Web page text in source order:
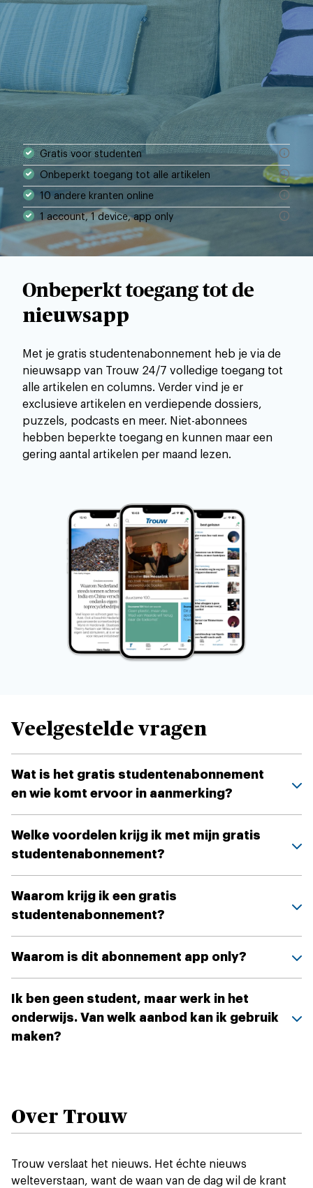
Gratis voor studenten
Onbeperkt toegang tot alle artikelen
10 andere kranten online
1 account, 1 device, app only
Onbeperkt toegang tot de
nieuwsapp
Met je gratis studentenabonnement heb je via de
nieuwsapp van Trouw 24/7 volledige toegang tot
alle artikelen en columns. Verder vind je er
exclusieve artikelen en verdiepende dossiers,
puzzels, podcasts en meer. Niet-abonnees
hebben beperkte toegang en kunnen maar een
gering aantal artikelen per maand lezen.
Veelgestelde vragen
Wat is het gratis studentenabonnement
en wie komt ervoor in aanmerking?
Welke voordelen krijg ik met mijn gratis
studentenabonnement?
Waarom krijg ik een gratis
studentenabonnement?
Waarom is dit abonnement app only?
Ik ben geen student, maar werk in het
onderwijs. Van welk aanbod kan ik gebruik
maken?
Over Trouw
Trouw verslaat het nieuws. Het échte nieuws
welteverstaan, want de waan van de dag wil de krant